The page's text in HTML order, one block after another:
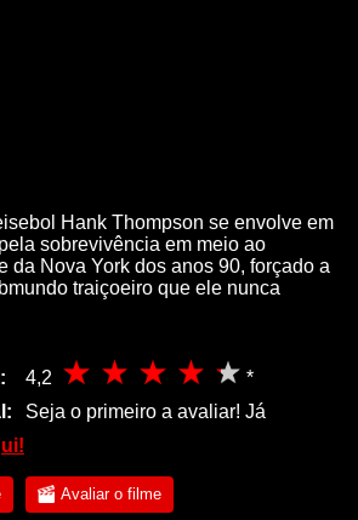
Hank Thompson se envolve em
sobrevivência em meio ao
da Nova York dos anos 90, forçado a
traiçoeiro que ele nunca
4,2
*
Seja o primeiro a avaliar! Já
Avaliar o filme